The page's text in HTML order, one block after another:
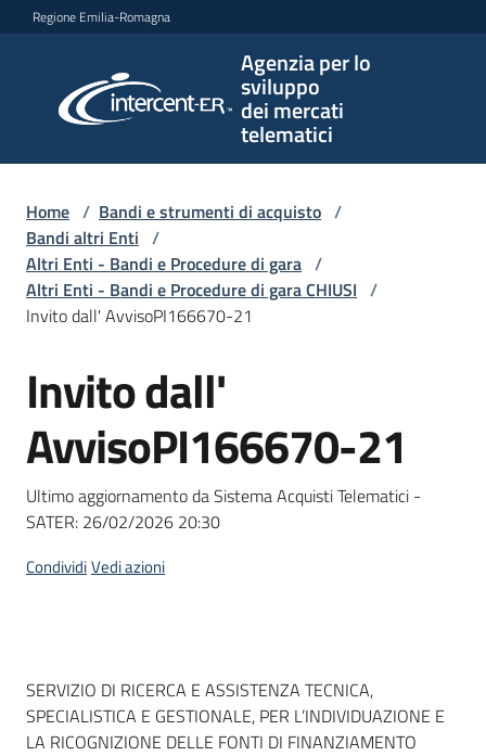
Vai al contenuto
Vai alla navigazione
Vai al footer
Regione Emilia-Romagna
Agenzia per lo
sviluppo
dei mercati
telematici
per lo
sviluppo
telematici
L'Agenzia
Bandi
strumenti
acquisto
telematiche
Home / Bandi e strumenti di acquisto /
Bandi altri Enti /
Altri Enti - Bandi e Procedure di gara /
Altri Enti - Bandi e Procedure di gara CHIUSI /
Invito dall' AvvisoPI166670-21
Salta al contenuto
Invito dall'
AvvisoPI166670-21
Ultimo aggiornamento da Sistema Acquisti Telematici -
SATER: 26/02/2026 20:30
CondividiVedi azioni
Dati del bando
SERVIZIO DI RICERCA E ASSISTENZA TECNICA,
SPECIALISTICA E GESTIONALE, PER L’INDIVIDUAZIONE E
LA RICOGNIZIONE DELLE FONTI DI FINANZIAMENTO